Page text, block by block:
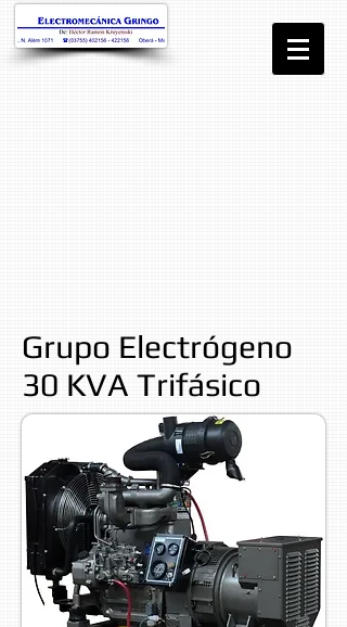
Grupo Electrógeno
30 KVA Trifásico